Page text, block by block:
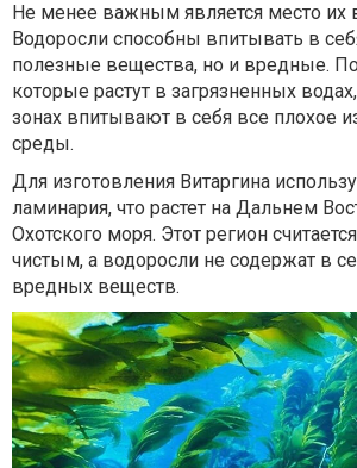
Не менее важным является место их
Водоросли способны впитывать в
полезные вещества, но и вредные.
которые растут в загрязненных
зонах впитывают в себя все плохое
среды.
Для изготовления Витаргина
ламинария, что растет на Дальнем
Охотского моря. Этот регион
чистым, а водоросли не содержат в
вредных веществ.